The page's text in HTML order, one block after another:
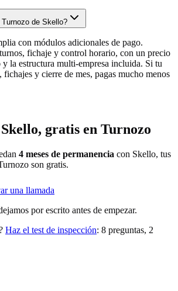
de Skello?
con módulos adicionales de pago.
fichaje y control horario, con un precio
la estructura multi-empresa incluida. Si tu
fichajes y cierre de mes, pagas mucho menos
Skello, gratis en Turnozo
4 meses de permanencia con Skello, tus
son gratis.
una llamada
por escrito antes de empezar.
Haz el test de inspección: 8 preguntas, 2